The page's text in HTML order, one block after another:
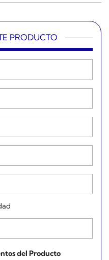
PRODUCTO
del Producto